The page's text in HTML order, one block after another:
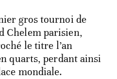
gros tournoi de
Chelem parisien,
le titre l’an
quarts, perdant ainsi
mondiale.